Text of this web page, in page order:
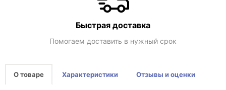
Быстрая доставка
Помогаем доставить в нужный срок
О товаре Характеристики Отзывы и оценки